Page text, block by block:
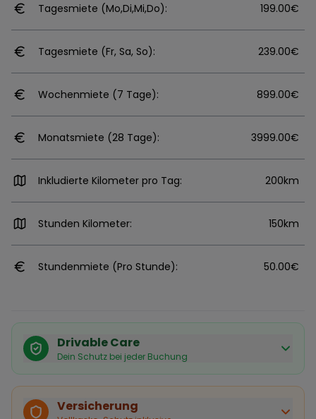
Tagesmiete (Mo,Di,Mi,Do): 199.00€
Tagesmiete (Fr, Sa, So): 239.00€
Wochenmiete (7 Tage): 899.00€
Monatsmiete (28 Tage): 3999.00€
Inkludierte Kilometer pro Tag: 200km
Stunden Kilometer: 150km
Stundenmiete (Pro Stunde): 50.00€
Drivable Care
Dein Schutz bei jeder Buchung
Käuferschutz inklusive
Bei Stornierung durch den Vermieter erhältst du eine
vollständige Rückerstattung.
Versicherung